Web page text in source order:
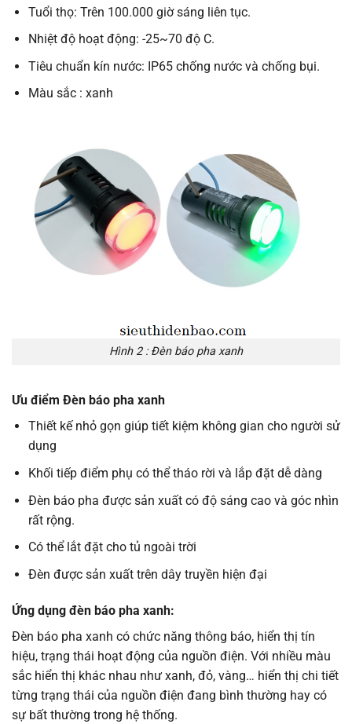
Tuổi thọ: Trên 100.000 giờ sáng liên tục.
Nhiệt độ hoạt động: -25~70 độ C.
Tiêu chuẩn kín nước: IP65 chống nước và chống bụi.
Màu sắc : xanh
Hình 2 : Đèn báo pha xanh
Ưu điểm Đèn báo pha xanh
Thiết kế nhỏ gọn giúp tiết kiệm không gian cho người sử
dụng
Khối tiếp điểm phụ có thể tháo rời và lắp đặt dễ dàng
Đèn báo pha được sản xuất có độ sáng cao và góc nhìn
rất rộng.
Có thể lắt đặt cho tủ ngoài trời
Đèn được sản xuất trên dây truyền hiện đại
Ứng dụng đèn báo pha xanh:
Đèn báo pha xanh có chức năng thông báo, hiển thị tín
hiệu, trạng thái hoạt động của nguồn điện. Với nhiều màu
sắc hiển thị khác nhau như xanh, đỏ, vàng… hiển thị chi tiết
từng trạng thái của nguồn điện đang bình thường hay có
sự bất thường trong hệ thống.